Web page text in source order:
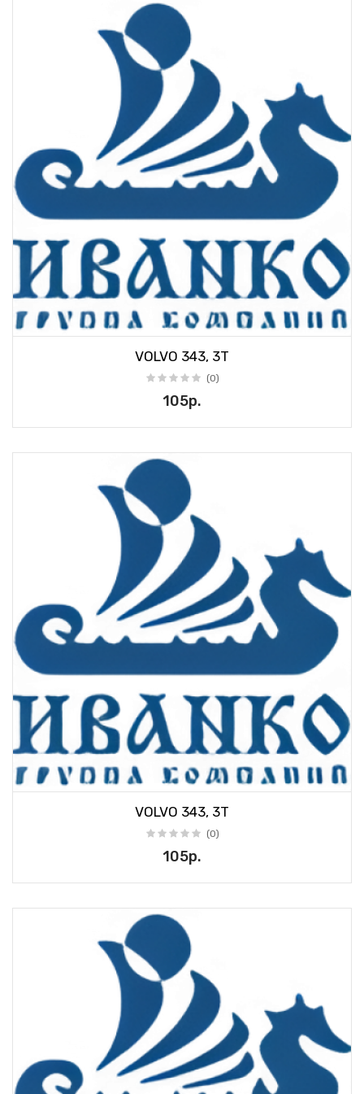
VOLVO 343, 3T
(0)
105р.
VOLVO 343, 3T
(0)
105р.